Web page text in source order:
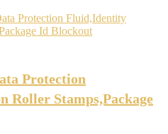
Protection
Roller Stamps,Package